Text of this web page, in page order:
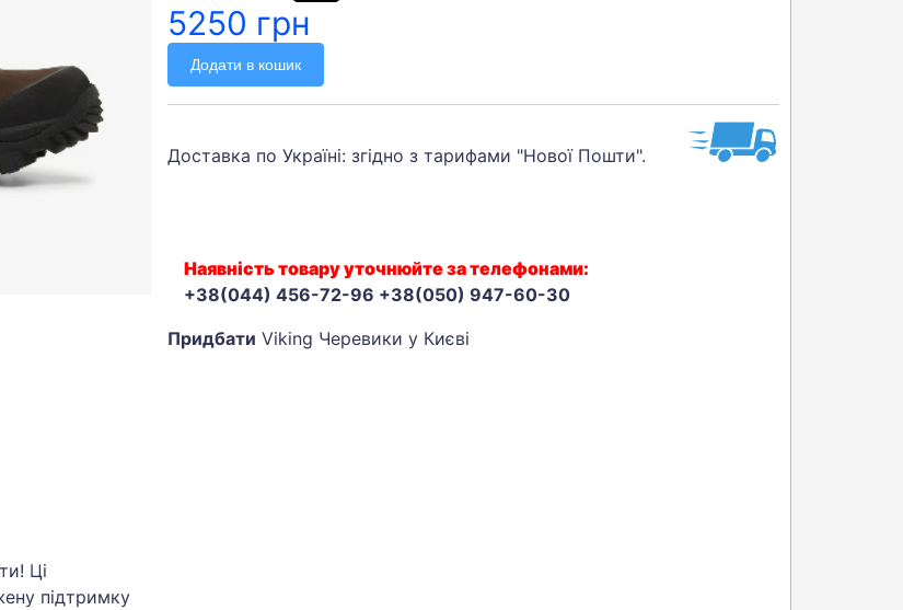
Ці
підтримку
5250 грн
Додати в кошик
Доставка по Україні: згідно з тарифами "Нової Пошти".
Наявність товару уточнюйте за телефонами:
+38(044) 456-72-96 +38(050) 947-60-30
Придбати Viking Черевики у Києві